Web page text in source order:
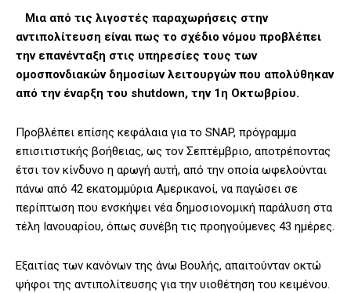
Μια από τις λιγοστές παραχωρήσεις στην
αντιπολίτευση είναι πως το σχέδιο νόμου προβλέπει
την επανένταξη στις υπηρεσίες τους των
ομοσπονδιακών δημοσίων λειτουργών που απολύθηκαν
από την έναρξη του shutdown, την 1η Οκτωβρίου.
Προβλέπει επίσης κεφάλαια για το SNAP, πρόγραμμα
επισιτιστικής βοήθειας, ως τον Σεπτέμβριο, αποτρέποντας
έτσι τον κίνδυνο η αρωγή αυτή, από την οποία ωφελούνται
πάνω από 42 εκατομμύρια Αμερικανοί, να παγώσει σε
περίπτωση που ενσκήψει νέα δημοσιονομική παράλυση στα
τέλη Ιανουαρίου, όπως συνέβη τις προηγούμενες 43 ημέρες.
Εξαιτίας των κανόνων της άνω Βουλής, απαιτούνταν οκτώ
ψήφοι της αντιπολίτευσης για την υιοθέτηση του κειμένου.